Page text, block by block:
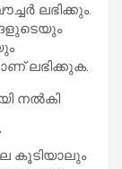
ലഭിക്കും.
ലഭിക്കുക.
നൽകി
കൂടിയാലും